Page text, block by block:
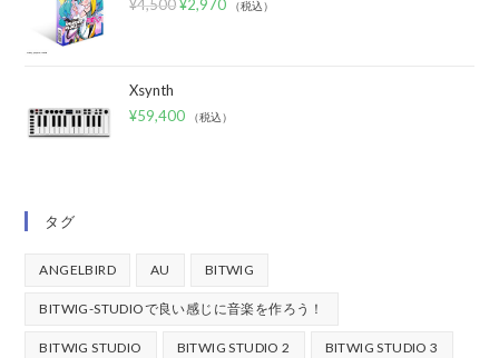
¥4,500 ¥2,970 （税込）
Xsynth
¥59,400 （税込）
タグ
ANGELBIRD AU BITWIG
BITWIG-STUDIOで良い感じに音楽を作ろう！
BITWIG STUDIO BITWIG STUDIO 2 BITWIG STUDIO 3